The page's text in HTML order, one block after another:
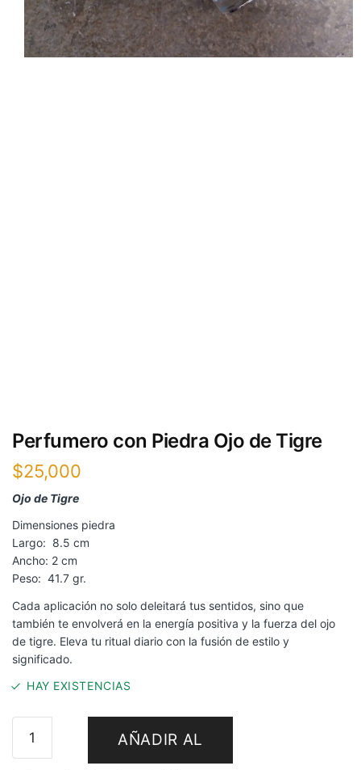
Perfumero con Piedra Ojo de Tigre
$25,000
Ojo de Tigre
Dimensiones piedra
Largo: 8.5 cm
Ancho: 2 cm
Peso: 41.7 gr.
Cada aplicación no solo deleitará tus sentidos, sino que
también te envolverá en la energía positiva y la fuerza del ojo
de tigre. Eleva tu ritual diario con la fusión de estilo y
significado.
HAY EXISTENCIAS
AÑADIR AL